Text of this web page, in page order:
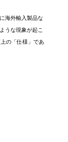
海外輸入製品な
うな現象が起こ
の「仕様」であ